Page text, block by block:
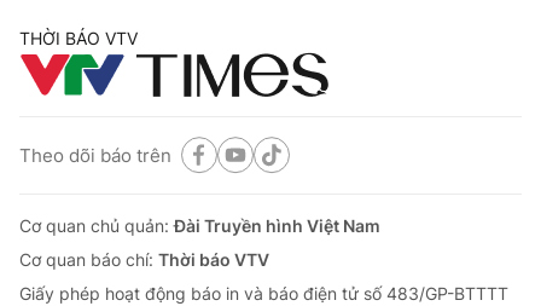
THỜI BÁO VTV
Theo dõi báo trên
Cơ quan chủ quản:Đài Truyền hình Việt Nam
Cơ quan báo chí: Thời báo VTV
Giấy phép hoạt động báo in và báo điện tử số 483/GP-BTTTT